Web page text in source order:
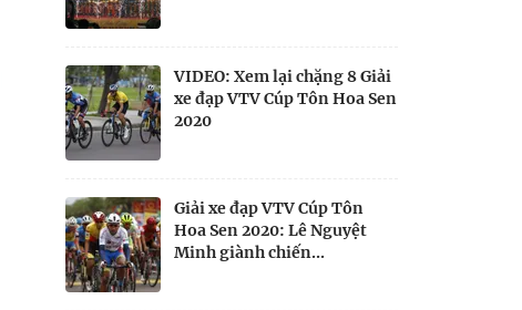
VIDEO: Xem lại chặng 8 Giải
xe đạp VTV Cúp Tôn Hoa Sen
2020
Giải xe đạp VTV Cúp Tôn
Hoa Sen 2020: Lê Nguyệt
Minh giành chiến...